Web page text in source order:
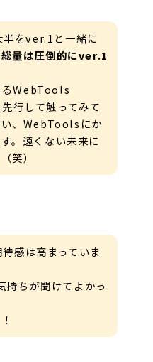
半をver.1と一緒に
量は圧倒的にver.1
るWebTools
行して触ってみて
い、WebToolsにか
。遠くない未来に
笑）
感は高まっていま
ちが聞けてよかっ